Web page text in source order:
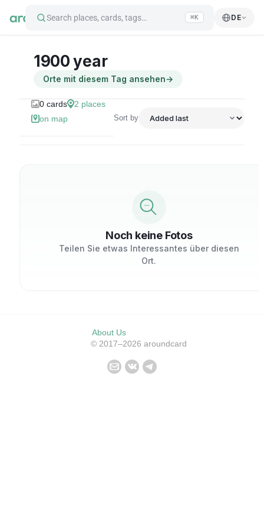
Search places, cards, tags… ⌘K DE
1900 year
Orte mit diesem Tag ansehen→
0 cards 2 places
on map
Sort by
Noch keine Fotos
Teilen Sie etwas Interessantes über diesen
Ort.
About Us
© 2017–2026 aroundcard